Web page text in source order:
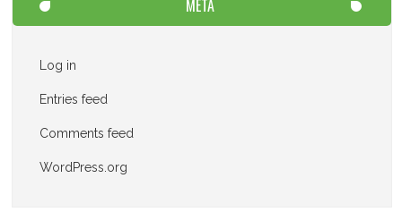
META
Log in
Entries feed
Comments feed
WordPress.org